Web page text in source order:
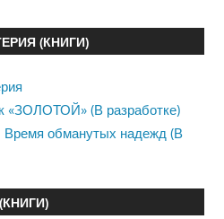
(КНИГИ)
«ЗОЛОТОЙ» (В разработке)
Время обманутых надежд (В